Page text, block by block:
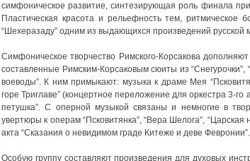
симфоническое развитие, синтезирующая роль финала
Пластическая красота и рельефность тем, ритмическое
“Шехеразаду” одним из выдающихся произведений русской
Симфоническое творчество Римского-Корсакова
составленные Римским-Корсаковым сюиты из
воеводы”. К ним примыкают: музыка к драме Мея
горе Триглаве” (концертное переложение для оркестра 3-
петушка”. С оперной музыкой связаны и немногие в
увертюры к операм “Псковитянка”, “Вера Шелога”,
акта “Сказания о невидимом граде Китеже и деве Февронии”.
Особую группу составляют произведения для духовых